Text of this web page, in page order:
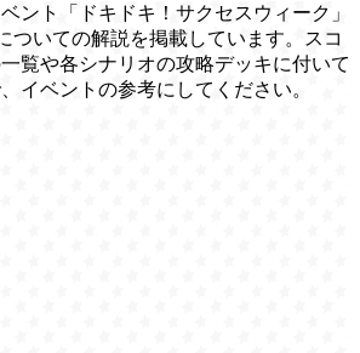
ント「ドキドキ！サクセスウィーク」
ついての解説を掲載しています。スコ
覧や各シナリオの攻略デッキに付いて
イベントの参考にしてください。